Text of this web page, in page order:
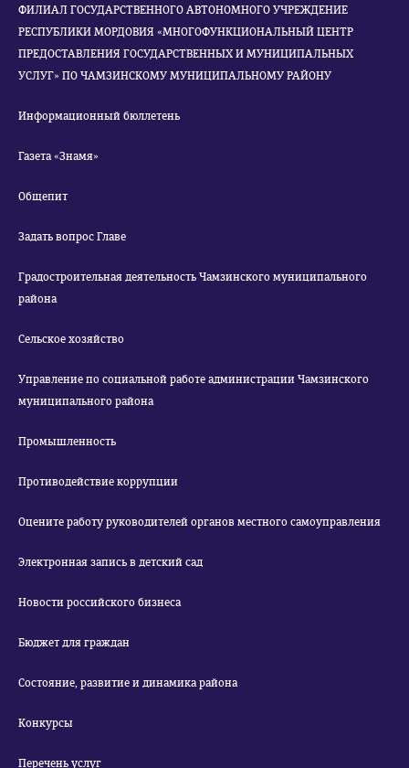
ФИЛИАЛ ГОСУДАРСТВЕННОГО АВТОНОМНОГО УЧРЕЖДЕНИЕ
РЕСПУБЛИКИ МОРДОВИЯ «МНОГОФУНКЦИОНАЛЬНЫЙ ЦЕНТР
ПРЕДОСТАВЛЕНИЯ ГОСУДАРСТВЕННЫХ И МУНИЦИПАЛЬНЫХ
УСЛУГ» ПО ЧАМЗИНСКОМУ МУНИЦИПАЛЬНОМУ РАЙОНУ
Информационный бюллетень
Газета «Знамя»
Общепит
Задать вопрос Главе
Градостроительная деятельность Чамзинского муниципального
района
Сельское хозяйство
Управление по социальной работе администрации Чамзинского
муниципального района
Промышленность
Противодействие коррупции
Оцените работу руководителей органов местного самоуправления
Электронная запись в детский сад
Новости российского бизнеса
Бюджет для граждан
Состояние, развитие и динамика района
Конкурсы
Перечень услуг